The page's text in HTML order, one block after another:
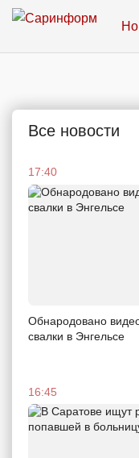
Все новости
17:40
Обнародовано
свалки в Энгельсе
16:45